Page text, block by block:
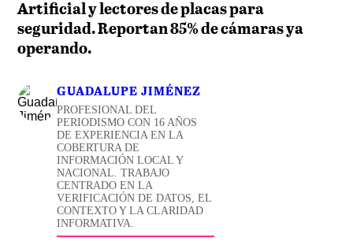
Artificial y lectores de placas para
seguridad. Reportan 85% de cámaras ya
operando.
GUADALUPE JIMÉNEZ
PROFESIONAL DEL
PERIODISMO CON 16 AÑOS
DE EXPERIENCIA EN LA
COBERTURA DE
INFORMACIÓN LOCAL Y
NACIONAL. TRABAJO
CENTRADO EN LA
VERIFICACIÓN DE DATOS, EL
CONTEXTO Y LA CLARIDAD
INFORMATIVA.